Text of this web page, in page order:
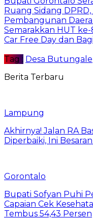
Ruang Sidang
Pembangunan
Semarakkan HUT
Car Free Day dan
Tag : Desa Butungale
Berita Terbaru
Lampung
Akhirnya! Jalan RA
Diperbaiki, Ini
Gorontalo
Bupati Sofyan Puhi
Capaian Cek
Tembus 54,43 Persen